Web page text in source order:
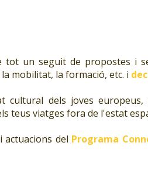
un seguit de propostes i
mobilitat, la formació, etc. i
cultural dels joves
teus viatges fora de l'estat
del Programa